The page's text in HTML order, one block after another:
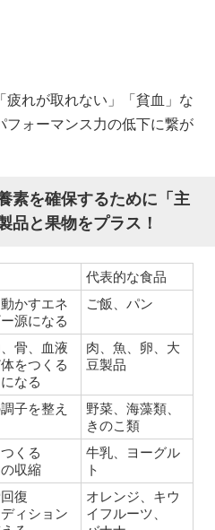
疲れが取れない」「貧血」な
フォーマンス力の低下に繋が
素を確保するために「主
品と果物をプラス！
代表的な食品
かすエネ
源になる
ご飯、パン
骨、血液
をつくる
なる
肉、魚、卵、大
豆製品
子を整え
野菜、海藻類、
きのこ類
くる
収縮
牛乳、ヨーグル
ト
復
ィション
オレンジ、キウ
イフルーツ、